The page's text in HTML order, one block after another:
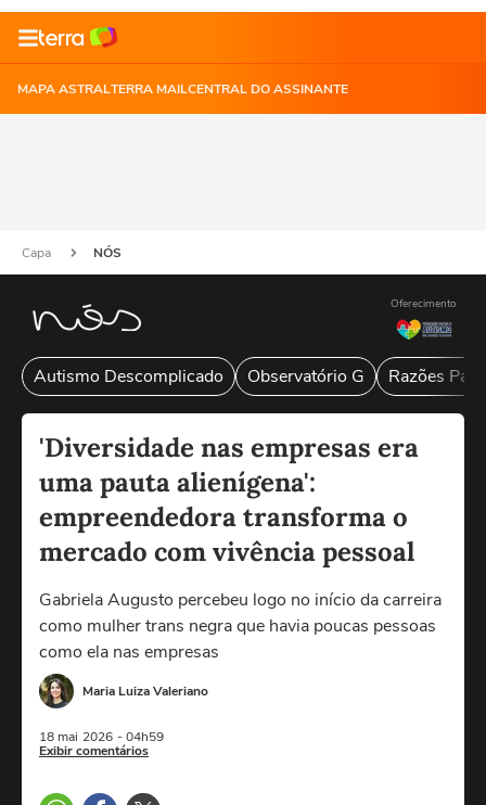
MAPA ASTRALTERRA MAILCENTRAL DO ASSINANTE
Capa NÓS
Oferecimento
Autismo Descomplicado Observatório G Razões
'Diversidade nas empresas era
uma pauta alienígena':
empreendedora transforma o
mercado com vivência pessoal
Gabriela Augusto percebeu logo no início da carreira
como mulher trans negra que havia poucas pessoas
como ela nas empresas
Maria Luiza Valeriano
18 mai 2026 - 04h59
Exibir comentários